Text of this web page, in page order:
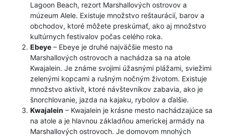
Lagoon Beach, rezort Marshallových ostrovov a
múzeum Alele. Existuje množstvo reštaurácií, barov a
obchodov, ktoré môžete preskúmať, ako aj množstvo
kultúrnych festivalov počas celého roka.
Ebeye – Ebeye je druhé najväčšie mesto na
Marshallových ostrovoch a nachádza sa na atole
Kwajalein. Je známe svojimi úžasnými plážami, sviežimi
zelenými kopcami a rušným nočným životom. Existuje
množstvo aktivít, ktoré návštevníkov zabavia, ako je
šnorchlovanie, jazda na kajaku, rybolov a ďalšie.
Kwajalein – Kwajalein je krásne mesto nachádzajúce sa
na atole a je hlavnou základňou americkej armády na
Marshallových ostrovoch. Je domovom mnohých